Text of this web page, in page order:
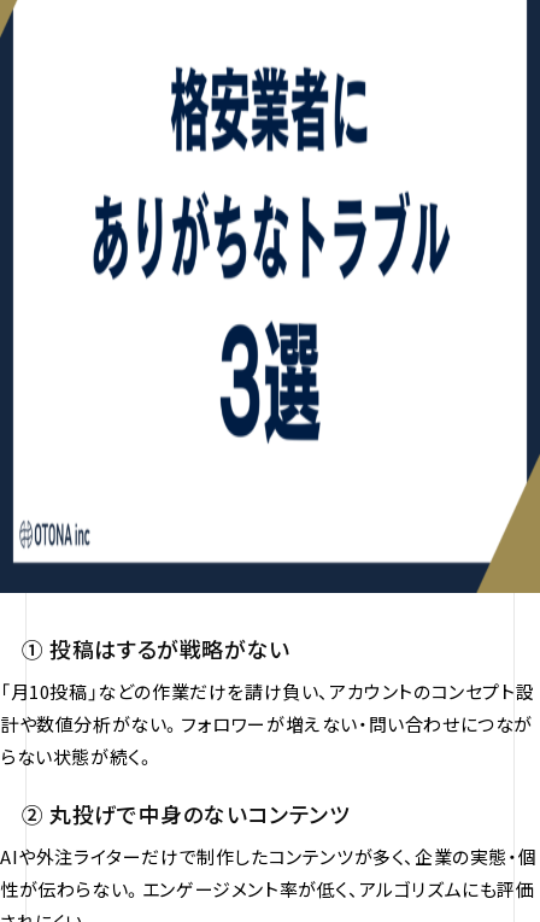
① 投稿はするが戦略がない
「月10投稿」などの作業だけを請け負い、アカウントのコンセプト設
計や数値分析がない。フォロワーが増えない・問い合わせにつなが
らない状態が続く。
② 丸投げで中身のないコンテンツ
AIや外注ライターだけで制作したコンテンツが多く、企業の実態・個
性が伝わらない。エンゲージメント率が低く、アルゴリズムにも評価